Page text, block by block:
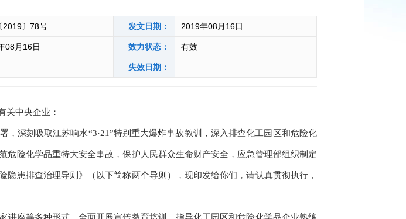
2019〕78号 发文日期： 2019年08月16日
08月16日 效力状态： 有效
失效日期：
关中央企业：
，深刻吸取江苏响水“3·21”特别重大爆炸事故教训，深入排查化工园区和危险化
险化学品重特大安全事故，保护人民群众生命财产安全，应急管理部组织制定
患排查治理导则》（以下简称两个导则），现印发给你们，请认真贯彻执行，